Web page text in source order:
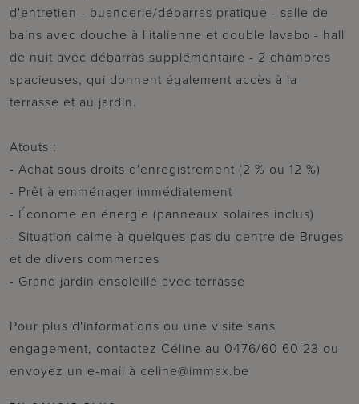
d'entretien - buanderie/débarras pratique - salle de
bains avec douche à l'italienne et double lavabo - hall
de nuit avec débarras supplémentaire - 2 chambres
spacieuses, qui donnent également accès à la
terrasse et au jardin.
Atouts :
- Achat sous droits d'enregistrement (2 % ou 12 %)
- Prêt à emménager immédiatement
- Économe en énergie (panneaux solaires inclus)
- Situation calme à quelques pas du centre de Bruges
et de divers commerces
- Grand jardin ensoleillé avec terrasse
Pour plus d'informations ou une visite sans
engagement, contactez Céline au 0476/60 60 23 ou
envoyez un e-mail à celine@immax.be